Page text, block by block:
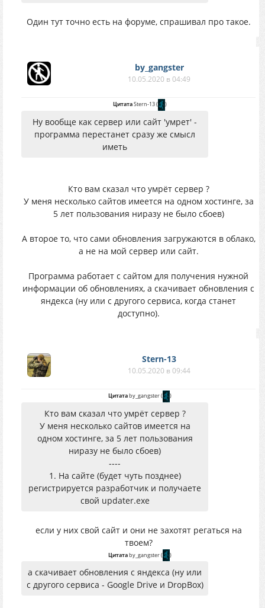
Один тут точно есть на форуме, спрашивал про такое.
by_gangster
10.05.2020 в 04:49
ЦитатаStern-13( )
Ну вообще как сервер или сайт 'умрет' -
программа перестанет сразу же смысл
иметь
Кто вам сказал что умрёт сервер ?
У меня несколько сайтов имеется на одном хостинге, за
5 лет пользования ниразу не было сбоев)
А второе то, что сами обновления загружаются в облако,
а не на мой сервер или сайт.
Программа работает с сайтом для получения нужной
информации об обновлениях, а скачивает обновления с
яндекса (ну или с другого сервиса, когда станет
доступно).
Stern-13
10.05.2020 в 09:44
Цитатаby_gangster( )
Кто вам сказал что умрёт сервер ?
У меня несколько сайтов имеется на
одном хостинге, за 5 лет пользования
ниразу не было сбоев)
----
1. На сайте (будет чуть позднее)
регистрируется разработчик и получаете
свой updater.exe
если у них свой сайт и они не захотят регаться на
твоем?
Цитатаby_gangster( )
а скачивает обновления с яндекса (ну или
с другого сервиса - Google Drive и DropBox)